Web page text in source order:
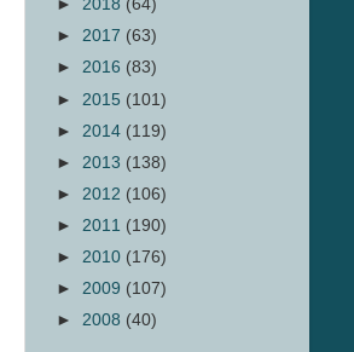
► 2018 (64)
► 2017 (63)
► 2016 (83)
► 2015 (101)
► 2014 (119)
► 2013 (138)
► 2012 (106)
► 2011 (190)
► 2010 (176)
► 2009 (107)
► 2008 (40)